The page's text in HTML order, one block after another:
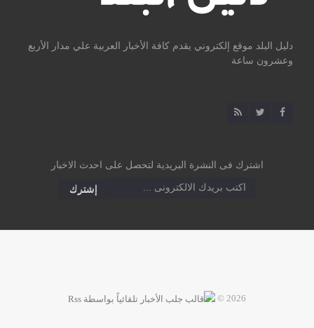
دليل البلد موقع إلكتروني يقدم كافة الأخبار العربية علي مدار الأربع
وعشرون ساعة
اشترك فى النشرة البريدية لتحصل على احدث الاخبار
2026 ©